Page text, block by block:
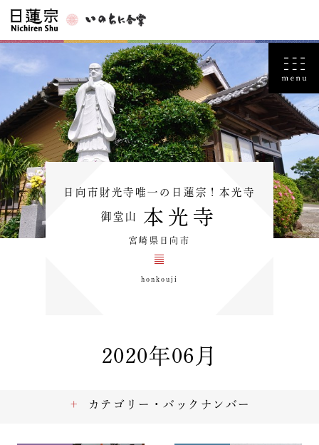
日向市財光寺唯一の日蓮宗！本光寺
御堂山 本光寺
宮崎県日向市
honkouji
2020年06月
カテゴリー・バックナンバー